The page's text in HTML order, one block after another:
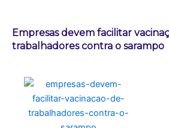
Empresas devem facilitar
trabalhadores contra o sarampo